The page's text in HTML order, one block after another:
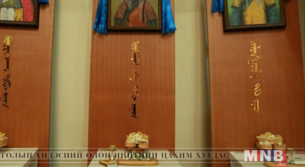
Дундговь аймагт Нарны цахилгаан станц барих ажил үргэлжилж байна